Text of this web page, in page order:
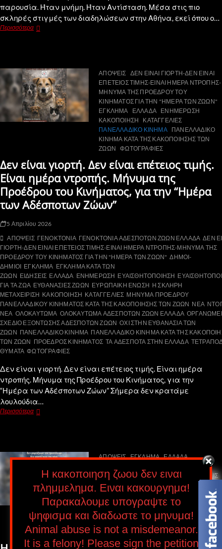
παρουσία. Ήταν μνήμη. Ήταν Αντίσταση. Μέσα στις πιο
σκληρές στιγμές των διαδηλώσεων στην Αθήνα, εκεί όπου ο…
Περισσότερα
ΑΠΟΨΕΙΣ ΔΕΝ ΕΙΝΑΙ ΓΙΟΡΤΗ-ΔΕΝ ΕΙΝΑΙ
ΕΠΕΤΕΙΟΣ ΤΙΜΗΣ-ΕΙΝΑΙ ΗΜΕΡΑ ΝΤΡΟΠΗΣ-
ΜΗΝΥΜΑ ΤΗΣ ΠΡΟΕΔΡΟΥ ΤΟΥ
ΚΙΝΗΜΑΤΟΣ ΓΙΑ ΤΗΝ "ΗΜΕΡΑ ΤΩΝ ΖΩΩΝ"
ΕΓΚΛΗΜΑ
ΕΛΛΑΔΑ ΕΝΗΜΕΡΩΣΗ
ΚΑΚΟΠΟΙΗΣΗ
ΚΑΤΑΓΓΕΛΙΕΣ
ΠΑΝΕΛΛΑΔΙΚΟ ΚΙΝΗΜΑ
ΠΑΝΕΛΛΑΔΙΚΟ
ΚΙΝΗΜΑ ΚΑΤΑ ΤΗΣ ΚΑΚΟΠΟΙΗΣΗΣ ΤΩΝ
ΖΩΩΝ
ΦΩΤΟΓΡΑΦΙΕΣ
Δεν είναι γιορτή. Δεν είναι επέτειος τιμής.
Είναι ημέρα ντροπής. Μήνυμα της
Προέδρου του Κινήματος, για την “Ημέρα
των Αδέσποτων Ζώων”
5 Απριλίου 2026
ΑΠΟΨΕΙΣ ΓΕΝΟΚΤΟΝΙΑ ΓΕΝΟΚΤΟΝΙΑ ΑΔΕΣΠΟΤΩΝ ΖΩΩΝ ΕΛΛΑΔΑ ΔΕΝ
ΓΙΟΡΤΗ-ΔΕΝ ΕΙΝΑΙ ΕΠΕΤΕΙΟΣ ΤΙΜΗΣ-ΕΙΝΑΙ ΗΜΕΡΑ ΝΤΡΟΠΗΣ-ΜΗΝΥΜΑ ΤΗΣ
ΠΡΟΕΔΡΟΥ ΤΟΥ ΚΙΝΗΜΑΤΟΣ ΓΙΑ ΤΗΝ "ΗΜΕΡΑ ΤΩΝ ΖΩΩΝ" ΔΗΜΟΙ-
ΔΗΜΙΟΙ ΕΓΚΛΗΜΑ ΕΓΚΛΗΜΑ ΚΑΤΑ ΤΩΝ
ΖΩΩΝ ΕΙΔΗΣΕΙΣ ΕΛΛΑΔΑ ΕΝΗΜΕΡΩΣΗ ΕΥΑΙΣΘΗΤΟΠΟΙΗΣΗ
ΓΙΑ ΤΑ ΖΩΑ ΕΥΘΑΝΑΣΙΕΣ ΖΩΩΝ ΕΥΡΩΠΑΙΚΗ ΕΝΩΣΗ Η ΣΚΛΗΡΗ
ΜΕΤΑΧΕΙΡΙΣΗ ΚΑΚΟΠΟΙΗΣΗ ΚΑΤΑΓΓΕΛΙΕΣ ΜΗΝΥΜΑ ΠΡΟΕΔΡΟΥ
ΠΑΝΕΛΛΑΔΙΚΟΥ ΚΙΝΗΜΑΤΟΣ ΚΑΤΑ ΤΗΣ ΚΑΚΟΠΟΙΗΣΗΣ ΤΩΝ ΖΩΩΝ ΝΕΑ
ΝΕΑ ΟΛΟΚΑΥΤΩΜΑ ΟΛΟΚΑΥΤΩΜΑ ΑΔΕΣΠΟΤΩΝ ΖΩΩΝ ΕΛΛΑΔΑ
ΣΧΕΔΙΟ ΕΞΟΝΤΩΣΗΣ ΑΔΕΣΠΟΤΩΝ ΖΩΩΝ ΟΧΙ ΣΤΗΝ ΕΥΘΑΝΑΣΙΑ ΤΩΝ
ΖΩΩΝ ΠΑΝΕΛΛΑΔΙΚΟ ΚΙΝΗΜΑ ΠΑΝΕΛΛΑΔΙΚΟ ΚΙΝΗΜΑ ΚΑΤΑ ΤΗΣ
ΤΩΝ ΖΩΩΝ ΠΡΟΕΔΡΟΣ ΚΙΝΗΜΑΤΟΣ ΤΑ ΑΔΕΣΠΟΤΑ ΣΤΗΝ ΕΛΛΑΔΑ
ΘΥΜΑΤΑ ΦΩΤΟΓΡΑΦΙΕΣ
Δεν είναι γιορτή. Δεν είναι επέτειος τιμής. Είναι ημέρα
ντροπής. Μήνυμα της Προέδρου του Κινήματος, για την
“Ημέρα των Αδέσποτων Ζώων” Σήμερα δεν κρατάμε
λουλούδια…
Περισσότερα
ΑΠΟΨΕΙΣ ΕΓΚΛΗΜΑ ΕΛΛΑΔΑ
Η "ΗΜΕΡΑ ΤΩΝ ΖΩΩΝ"
ΕΙΝΑΙ ΥΠΕΝΘΥΜΙΣΗ ΝΤΡΟΠΗΣ-ΚΑΙ ΕΜΕΙΣ
ΔΕΝ ΣΩΠΑΙΝΟΥΜΕ-ΔΕΝ ΓΙΟΡΤΑΖΟΥΜΕ ΤΗ
ΓΕΝΟΚΤΟΝΙΑ-ΤΗΝ ΕΓΚΑΤΑΛΕΙΨΗ-ΤΟΝ
ΠΟΝΟ ΚΑΚΟΠΟΙΗΣΗ ΚΑΤΑΓΓΕΛΙΕΣ
ΠΑΝΕΛΛΑΔΙΚΟ ΚΙΝΗΜΑ ΠΑΝΕΛΛΑΔΙΚΟ
ΚΙΝΗΜΑ ΚΑΤΑ ΤΗΣ ΚΑΚΟΠΟΙΗΣΗΣ ΤΩΝ
ΖΩΩΝ
ΦΩΤΟΓΡΑΦΙΕΣ
Η κακοποιηση ζωου δεν ειναι
πλημμελημα. Ειναι κακουργημα!
Παρακαλουμε υπογραψτε το
ψηφισμα και διαδωστε το μηνυμα!
Αnimal abuse is not a misdemeanor.
It is a felony! Please sign the petition